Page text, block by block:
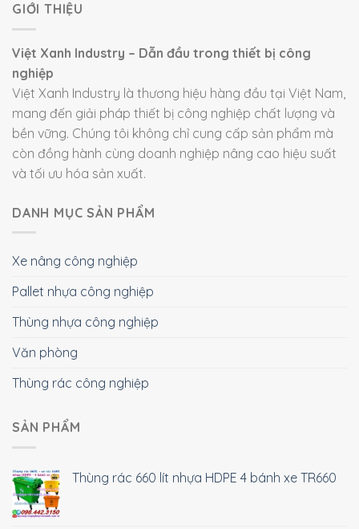
GIỚI THIỆU
Việt Xanh Industry – Dẫn đầu trong thiết bị công
nghiệp
Việt Xanh Industry là thương hiệu hàng đầu tại Việt Nam,
mang đến giải pháp thiết bị công nghiệp chất lượng và
bền vững. Chúng tôi không chỉ cung cấp sản phẩm mà
còn đồng hành cùng doanh nghiệp nâng cao hiệu suất
và tối ưu hóa sản xuất.
DANH MỤC SẢN PHẨM
Xe nâng công nghiệp
Pallet nhựa công nghiệp
Thùng nhựa công nghiệp
Văn phòng
Thùng rác công nghiệp
SẢN PHẨM
Thùng rác 660 lít nhựa HDPE 4 bánh xe TR660